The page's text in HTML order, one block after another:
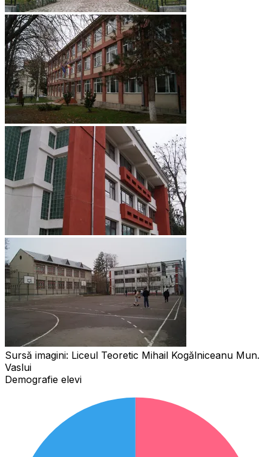
Sursă imagini: Liceul Teoretic Mihail Kogălniceanu Mun.
Vaslui
Demografie elevi